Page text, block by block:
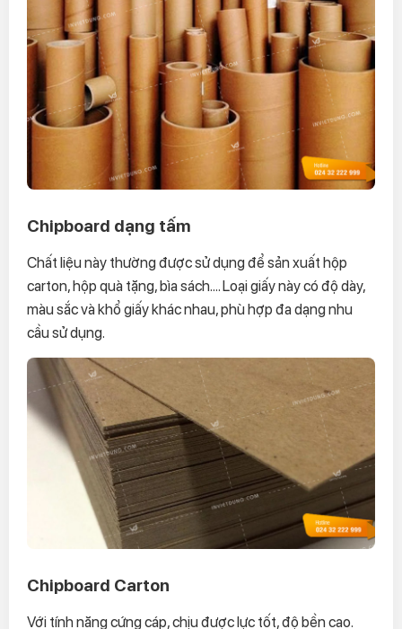
Chipboard dạng tấm
Chất liệu này thường được sử dụng để sản xuất hộp
carton, hộp quà tặng, bìa sách.... Loại giấy này có độ dày,
màu sắc và khổ giấy khác nhau, phù hợp đa dạng nhu
cầu sử dụng.
Chipboard Carton
Với tính năng cứng cáp, chịu được lực tốt, độ bền cao.